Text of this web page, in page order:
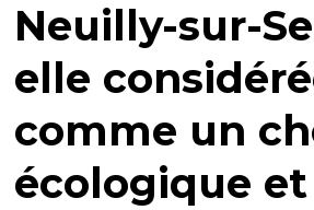
Neuilly-sur-
elle
comme un
écologique et